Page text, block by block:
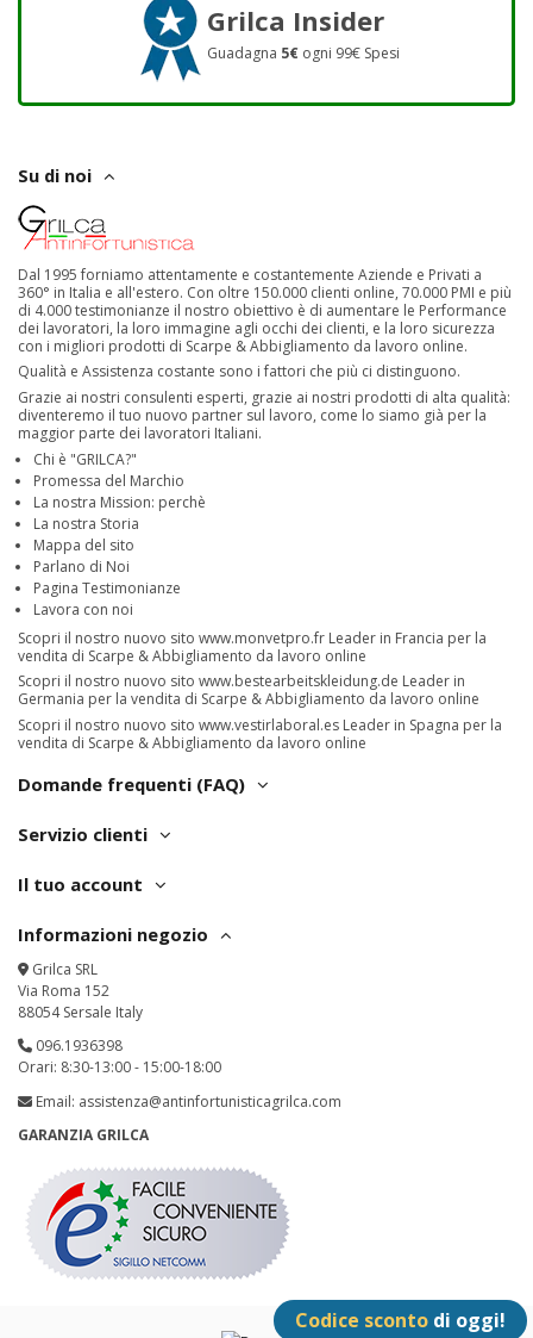
Grilca Insider
Guadagna 5€ ogni 99€ Spesi
Su di noi
Dal 1995 forniamo attentamente e costantemente Aziende e Privati a
360° in Italia e all'estero. Con oltre 150.000 clienti online, 70.000 PMI e più
di 4.000 testimonianze il nostro obiettivo è di aumentare le Performance
dei lavoratori, la loro immagine agli occhi dei clienti, e la loro sicurezza
con i migliori prodotti di Scarpe & Abbigliamento da lavoro online.
Qualità e Assistenza costante sono i fattori che più ci distinguono.
Grazie ai nostri consulenti esperti, grazie ai nostri prodotti di alta qualità:
diventeremo il tuo nuovo partner sul lavoro, come lo siamo già per la
maggior parte dei lavoratori Italiani.
Chi è "GRILCA?"
Promessa del Marchio
La nostra Mission: perchè
La nostra Storia
Mappa del sito
Parlano di Noi
Pagina Testimonianze
Lavora con noi
Scopri il nostro nuovo sito www.monvetpro.fr Leader in Francia per la
vendita di Scarpe & Abbigliamento da lavoro online
Scopri il nostro nuovo sito www.bestearbeitskleidung.de Leader in
Germania per la vendita di Scarpe & Abbigliamento da lavoro online
Scopri il nostro nuovo sito www.vestirlaboral.es Leader in Spagna per la
vendita di Scarpe & Abbigliamento da lavoro online
Domande frequenti (FAQ)
Servizio clienti
Il tuo account
Informazioni negozio
Grilca SRL
Via Roma 152
88054 Sersale Italy
096.1936398
Orari: 8:30-13:00 - 15:00-18:00
Email: assistenza@antinfortunisticagrilca.com
GARANZIA GRILCA
Codice sconto di oggi!